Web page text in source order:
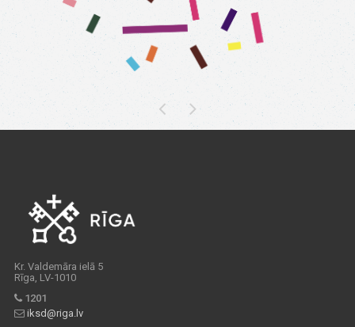
Kr. Valdemāra ielā 5
Rīga, LV-1010
1201
iksd@riga.lv